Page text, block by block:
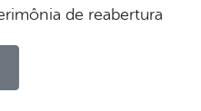
de reabertura